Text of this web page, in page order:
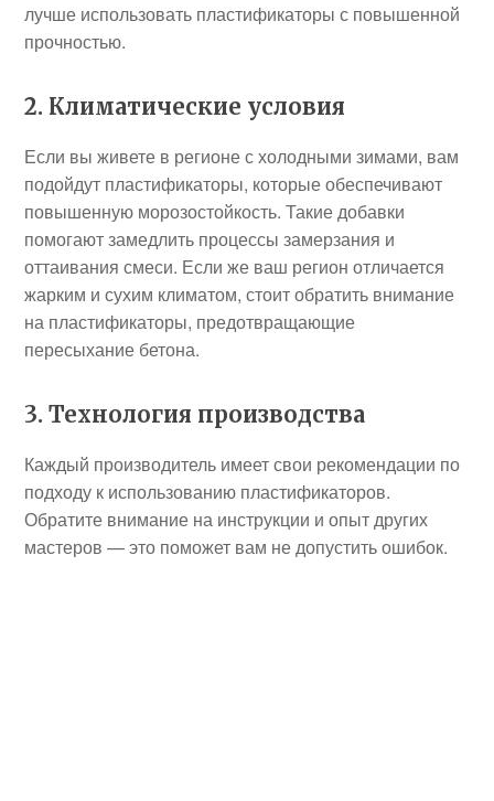
лучше использовать пластификаторы с повышенной
прочностью.
2. Климатические условия
Если вы живете в регионе с холодными зимами, вам
подойдут пластификаторы, которые обеспечивают
повышенную морозостойкость. Такие добавки
помогают замедлить процессы замерзания и
оттаивания смеси. Если же ваш регион отличается
жарким и сухим климатом, стоит обратить внимание
на пластификаторы, предотвращающие
пересыхание бетона.
3. Технология производства
Каждый производитель имеет свои рекомендации по
подходу к использованию пластификаторов.
Обратите внимание на инструкции и опыт других
мастеров — это поможет вам не допустить ошибок.